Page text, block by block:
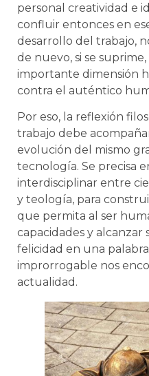
personal creatividad e
confluir entonces en
desarrollo del trabajo,
de nuevo, si se
importante dimensión
contra el auténtico
Por eso, la reflexión
trabajo debe
evolución del mismo
tecnología. Se precisa
interdisciplinar entre
y teología, para
que permita al ser
capacidades y
felicidad en una
improrrogable nos
actualidad.